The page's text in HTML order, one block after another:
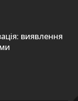
виявлення